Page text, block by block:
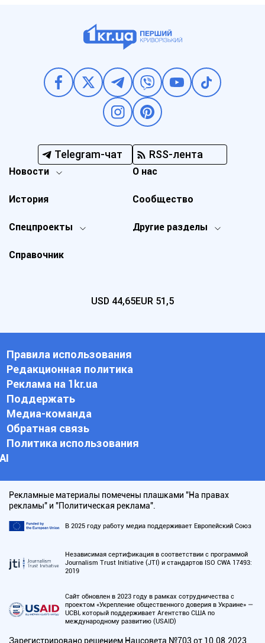
Telegram-чат RSS-лента
Новости
Спецпроекты Другие разделы
История
О нас
Справочник
Сообщество
USD 44,65EUR 51,5
Правила использования
Редакционная политика
Реклама на 1kr.ua
Поддержать
Медиа-команда
Обратная связь
Политика использования
АI
Рекламные материалы помечены плашками "На правах
рекламы" и "Политическая реклама".
В 2025 году работу медиа поддерживает Европейский Союз
Независимая сертификация в соответствии с программой
Journalism Trust Initiative (JTI) и стандартов ISO CWA 17493:
2019
Сайт обновлен в 2023 году в рамках сотрудничества с
проектом «Укрепление общественного доверия в Украине» —
UCBI, который поддерживает Агентство США по
международному развитию (USAID)
Зарегистрировано решением Нацсовета №703 от 10.08.2023